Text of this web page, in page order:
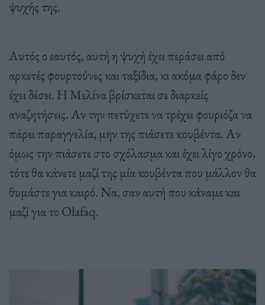
ψυχής της.
Αυτός ο εαυτός, αυτή η ψυχή έχει περάσει από
αρκετές φουρτούνες και ταξίδια, κι ακόμα φάρο δεν
έχει δέσει. Η Μελίνα βρίσκεται σε διαρκείς
αναζητήσεις. Αν την πετύχετε να τρέχει φουριόζα να
πάρει παραγγελία, μην της πιάσετε κουβέντα. Αν
όμως την πιάσετε στο σχόλασμα και έχει λίγο χρόνο,
τότε θα κάνετε μαζί της μία κουβέντα που μάλλον θα
θυμάστε για καιρό. Να, σαν αυτή που κάναμε και
μαζί για το Olafaq.